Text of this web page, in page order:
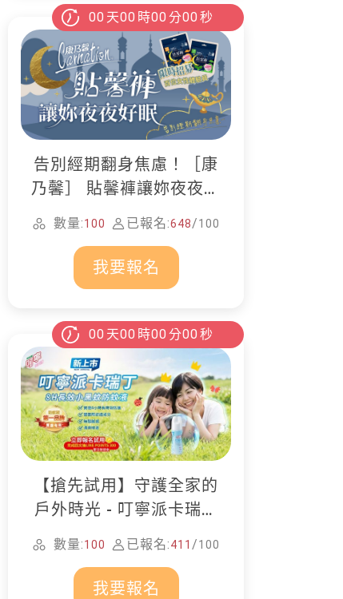
00 天00 時00 分00 秒
告別經期翻身焦慮！［康
乃馨］ 貼馨褲讓妳夜夜好
數量:100 已報名:648/100
我要報名
00 天00 時00 分00 秒
【搶先試用】守護全家的
戶外時光 - 叮寧派卡瑞丁
防蚊液
數量:100 已報名:411 /100
我要報名